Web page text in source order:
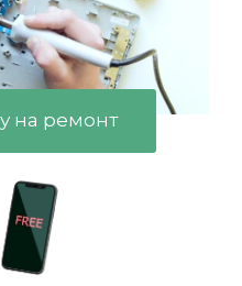
на ремонт